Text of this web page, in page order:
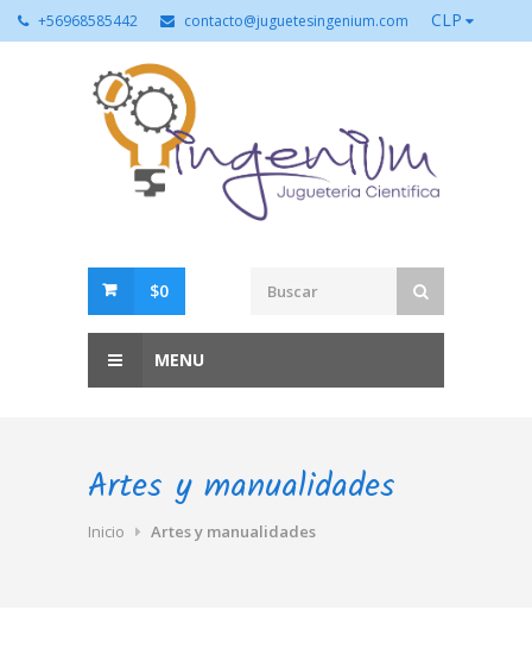
+56968585442 contacto@juguetesingenium.com CLP
$0
MENU
Artes y manualidades
Inicio Artes y manualidades